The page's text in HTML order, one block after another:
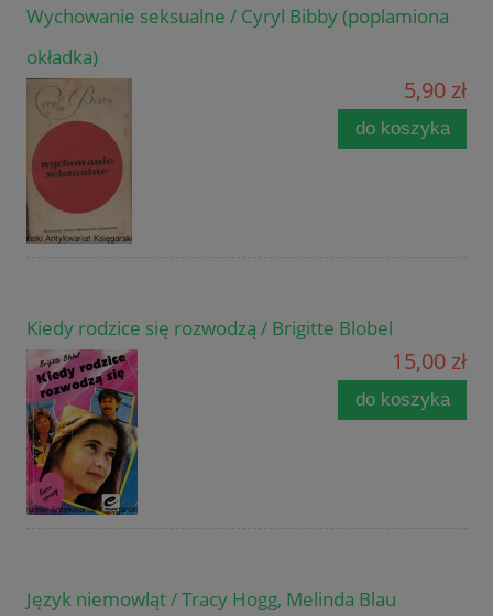
Wychowanie seksualne / Cyryl Bibby (poplamiona
okładka)
5,90 zł
do koszyka
Kiedy rodzice się rozwodzą / Brigitte Blobel
15,00 zł
do koszyka
Język niemowląt / Tracy Hogg, Melinda Blau